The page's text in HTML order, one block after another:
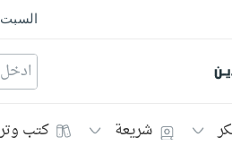
السبت
شريعة كتب